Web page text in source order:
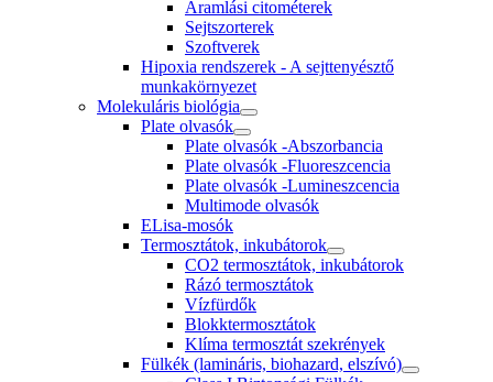
Áramlási citométerek
Sejtszorterek
Szoftverek
Hipoxia rendszerek - A sejttenyésztő
munkakörnyezet
Molekuláris biológia
Plate olvasók
Plate olvasók -Abszorbancia
Plate olvasók -Fluoreszcencia
Plate olvasók -Lumineszcencia
Multimode olvasók
ELisa-mosók
Termosztátok, inkubátorok
CO2 termosztátok, inkubátorok
Rázó termosztátok
Vízfürdők
Blokktermosztátok
Klíma termosztát szekrények
Fülkék (lamináris, biohazard, elszívó)